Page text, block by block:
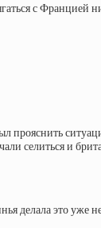
с
прояснить
селиться и
делала это уже